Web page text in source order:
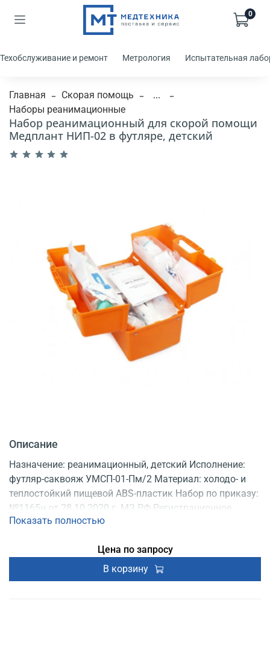
0
Техобслуживание и ремонт Метрология Испытательная
Главная Скорая помощь
...
Наборы реанимационные
Набор реанимационный для скорой помощи
Медплант НИП-02 в футляре, детский
Описание
Назначение: реанимационный, детский Исполнение:
футляр-саквояж УМСП-01-Пм/2 Материал: холодо- и
теплостойкий пищевой ABS-пластик Набор по приказу:
№1165н от 28.10.2020 г. МЗ РФ Регистрационное
удостоверение
Показать полностью
Цена по запросу
В корзину